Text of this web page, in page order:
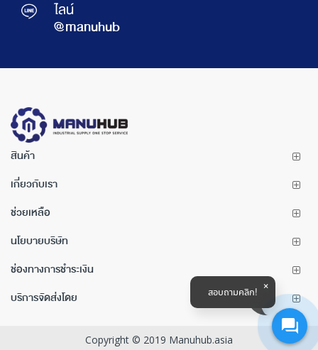
ไลน์
@manuhub
สินค้า
เกี่ยวกับเรา
ช่วยเหลือ
นโยบายบริษัท
ช่องทางการชำระเงิน
บริการจัดส่งโดย
Copyright © 2019 Manuhub.asia
สอบถามคลิก!